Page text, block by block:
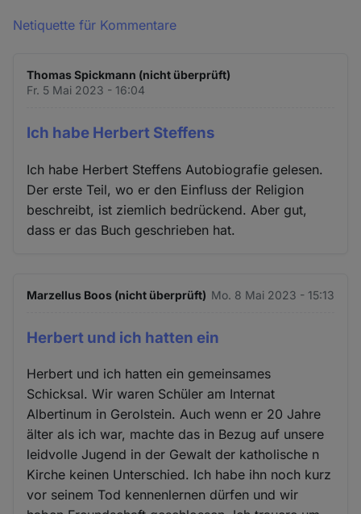
Netiquette für Kommentare
Thomas Spickmann (nicht überprüft)
Fr. 5 Mai 2023 - 16:04
Ich habe Herbert Steffens
Ich habe Herbert Steffens Autobiografie gelesen.
Der erste Teil, wo er den Einfluss der Religion
beschreibt, ist ziemlich bedrückend. Aber gut,
dass er das Buch geschrieben hat.
Marzellus Boos (nicht überprüft) Mo. 8 Mai 2023 - 15:13
Herbert und ich hatten ein
Herbert und ich hatten ein gemeinsames
Schicksal. Wir waren Schüler am Internat
Albertinum in Gerolstein. Auch wenn er 20 Jahre
älter als ich war, machte das in Bezug auf unsere
leidvolle Jugend in der Gewalt der katholische n
Kirche keinen Unterschied. Ich habe ihn noch kurz
vor seinem Tod kennenlernen dürfen und wir